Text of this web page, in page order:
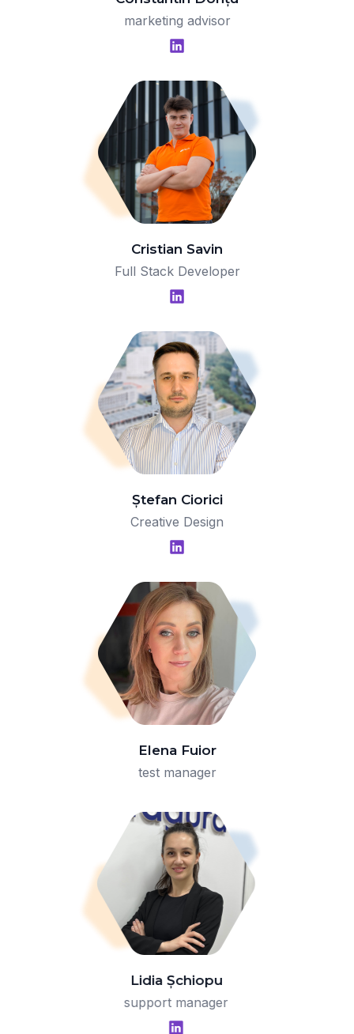
marketing advisor
Cristian Savin
Full Stack Developer
Ștefan Ciorici
Creative Design
Elena Fuior
test manager
Lidia Șchiopu
support manager